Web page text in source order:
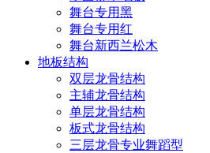
舞台专用黑
舞台专用红
舞台新西兰松木
地板结构
双层龙骨结构
主辅龙骨结构
单层龙骨结构
板式龙骨结构
三层龙骨专业舞蹈型